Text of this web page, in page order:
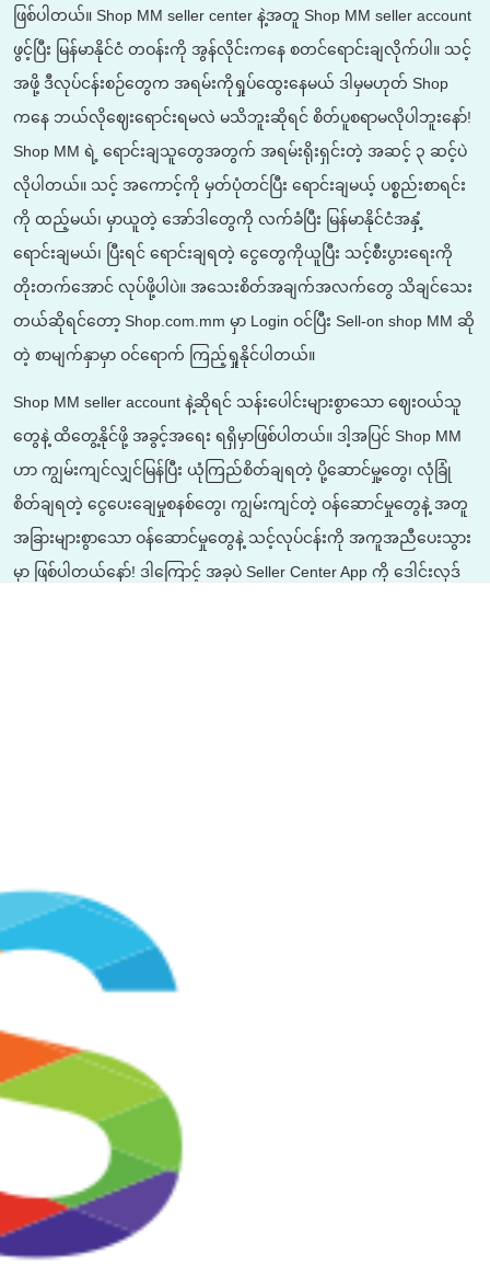
ဖြစ်ပါတယ်။ Shop MM seller center နဲ့အတူ Shop MM seller account
ဖွင့်ပြီး မြန်မာနိုင်ငံ တဝန်းကို အွန်လိုင်းကနေ စတင်ရောင်းချလိုက်ပါ။ သင့်
အဖို့ ဒီလုပ်ငန်းစဉ်တွေက အရမ်းကိုရှုပ်ထွေးနေမယ် ဒါမှမဟုတ် Shop
ကနေ ဘယ်လိုဈေးရောင်းရမလဲ မသိဘူးဆိုရင် စိတ်ပူစရာမလိုပါဘူးနော်!
Shop MM ရဲ့ ရောင်းချသူတွေအတွက် အရမ်းရိုးရှင်းတဲ့ အဆင့် ၃ ဆင့်ပဲ
လိုပါတယ်။ သင့် အကောင့်ကို မှတ်ပုံတင်ပြီး ရောင်းချမယ့် ပစ္စည်းစာရင်း
ကို ထည့်မယ်၊ မှာယူတဲ့ အော်ဒါတွေကို လက်ခံပြီး မြန်မာနိုင်ငံအနှံ့
ရောင်းချမယ်၊ ပြီးရင် ရောင်းချရတဲ့ ငွေတွေကိုယူပြီး သင့်စီးပွားရေးကို
တိုးတက်အောင် လုပ်ဖို့ပါပဲ။ အသေးစိတ်အချက်အလက်တွေ သိချင်သေး
တယ်ဆိုရင်တော့ Shop.com.mm မှာ Login ဝင်ပြီး Sell-on shop MM ဆို
တဲ့ စာမျက်နှာမှာ ဝင်ရောက် ကြည့်ရှုနိုင်ပါတယ်။
Shop MM seller account နဲ့ဆိုရင် သန်းပေါင်းများစွာသော ဈေးဝယ်သူ
တွေနဲ့ ထိတွေ့နိုင်ဖို့ အခွင့်အရေး ရရှိမှာဖြစ်ပါတယ်။ ဒါ့အပြင် Shop MM
ဟာ ကျွမ်းကျင်လျှင်မြန်ပြီး ယုံကြည်စိတ်ချရတဲ့ ပို့ဆောင်မှု့တွေ၊ လုံခြုံ
စိတ်ချရတဲ့ ငွေပေးချေမှုစနစ်တွေ၊ ကျွမ်းကျင်တဲ့ ဝန်ဆောင်မှုတွေနဲ့ အတူ
အခြားများစွာသော ဝန်ဆောင်မှုတွေနဲ့ သင့်လုပ်ငန်းကို အကူအညီပေးသွား
မှာ ဖြစ်ပါတယ်နော်! ဒါကြောင့် အခုပဲ Seller Center App ကို ဒေါင်းလုဒ်
ကြည့်ရှုရှာဖွေနိုင်ပြီး အကြိုက်ဆုံးပစ္စည်းတွေကို အတန်ဆုံးဈေးနှုန်းတွေနဲ့
ဝယ်ယူနိုင်မှာ ဖြစ်ပါတယ်။ Shop.com.mm ဟာ ဈေးနှုန်းသင့်တင့်ဖို့၊
ပစ္စည်းစစ်မှန်ဖို့၊ လုံခြုံစိတ်ချစွာ ငွေပေးခြေ ဝယ်ယူနိုင်ဖို့၊ အိမ်အရောက်
အာမခံပေးလျှက် ရှိပါတယ်။ ဒီလို အဆင်ပြေချောမွေ့မှုတွေကြောင့်
Shop.com.mm ဟာ သင့်အတွက် အသင့်တော်ဆုံး၊ စိတ်အချရဆုံး အွန်
လိုင်းဈေးဝယ်ရာ နေရာတခုပဲ ဖြစ်ပါတယ်နော်! Shop app ကို အခုပဲ
ဒေါင်းလုဒ်လုပ်ပြီး သန်းပေါင်းများစွာသော ကုန်ပစ္စည်းတွေ၊ အမိုက်စား
လျှော့ဈေးတွေနဲ့ အခြားအခွင့်အရေးတွေကို ရယူလိုက်ရအောင်!